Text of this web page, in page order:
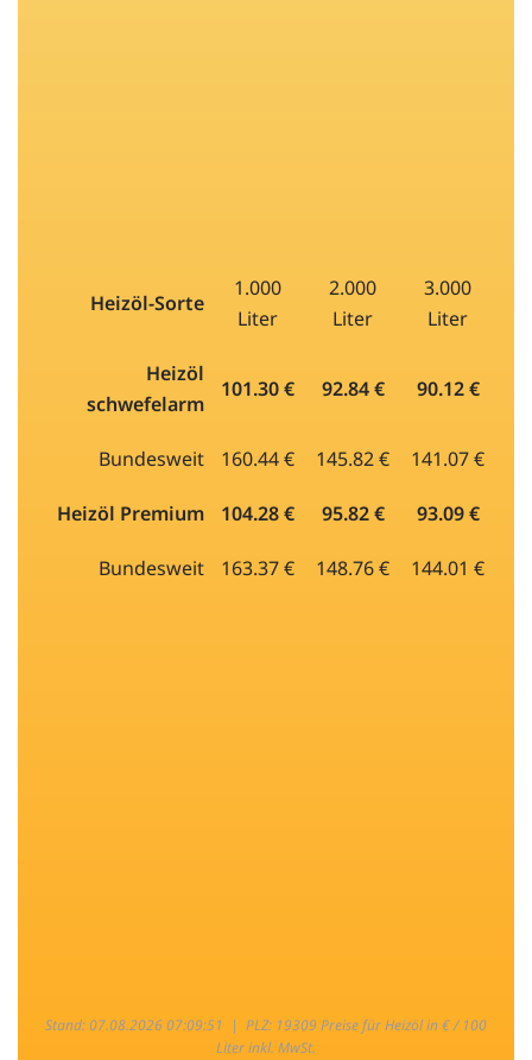
Heizöl-Sorte
1.000
Liter
2.000
Liter
3.000
Liter
Heizöl
schwefelarm
101.30 € 92.84 € 90.12 €
Bundesweit 160.44 € 145.82 € 141.07 €
Heizöl Premium 104.28 € 95.82 € 93.09 €
Bundesweit 163.37 € 148.76 € 144.01 €
Stand: 07.08.2026 07:09:51 | PLZ: 19309 Preise für Heizöl in € / 100
Liter inkl. MwSt.